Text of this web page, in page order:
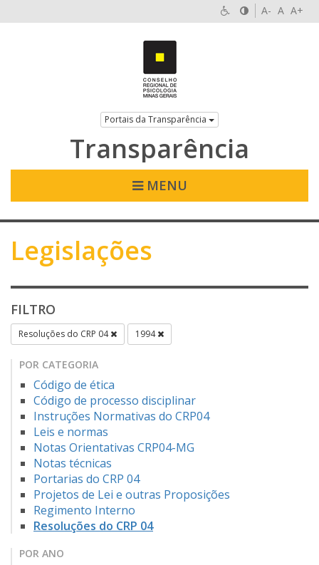
A- A A+
Portais da Transparência
Transparência
MENU
Legislações
FILTRO
Resoluções do CRP 04 1994
POR CATEGORIA
Código de ética
Código de processo disciplinar
Instruções Normativas do CRP04
Leis e normas
Notas Orientativas CRP04-MG
Notas técnicas
Portarias do CRP 04
Projetos de Lei e outras Proposições
Regimento Interno
Resoluções do CRP 04
POR ANO